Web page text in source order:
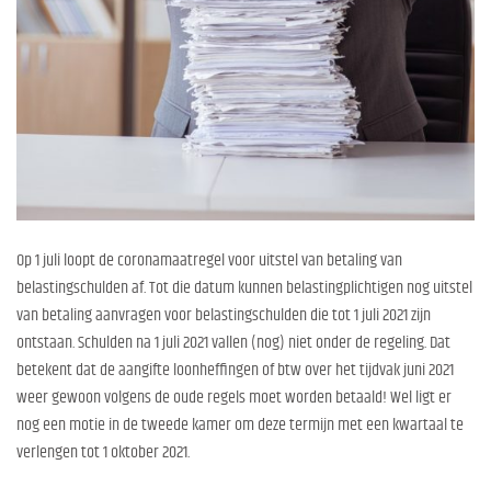
Op 1 juli loopt de coronamaatregel voor uitstel van betaling van
belastingschulden af. Tot die datum kunnen belastingplichtigen nog uitstel
van betaling aanvragen voor belastingschulden die tot 1 juli 2021 zijn
ontstaan. Schulden na 1 juli 2021 vallen (nog) niet onder de regeling. Dat
betekent dat de aangifte loonheffingen of btw over het tijdvak juni 2021
weer gewoon volgens de oude regels moet worden betaald! Wel ligt er
nog een motie in de tweede kamer om deze termijn met een kwartaal te
verlengen tot 1 oktober 2021.